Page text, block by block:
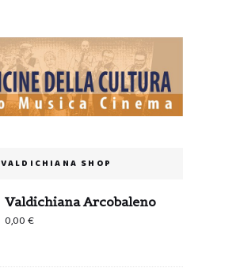
VALDICHIANA SHOP
Valdichiana Arcobaleno
0,00€